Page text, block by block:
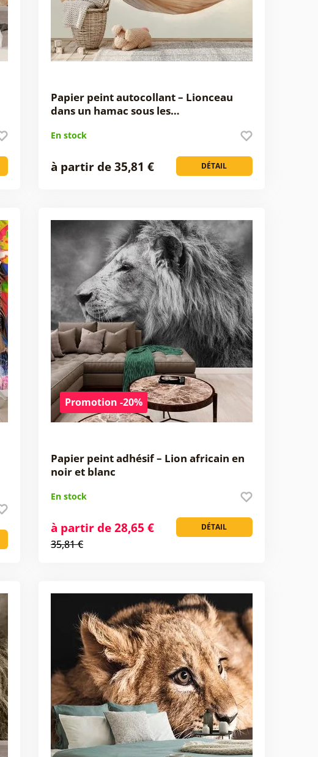
Papier peint autocollant – Lionceau
dans un hamac sous les…
En stock
DÉTAIL
à partir de 35,81 €
Promotion -20%
Papier peint adhésif – Lion africain en
noir et blanc
En stock
DÉTAIL
à partir de 28,65 €
35,81 €